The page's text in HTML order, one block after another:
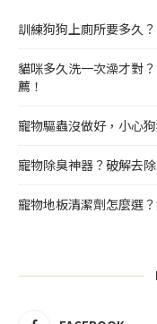
訓練狗狗上廁所要多久
貓咪多久洗一次澡才對
薦！
寵物驅蟲沒做好，小心
寵物除臭神器？破解去
寵物地板清潔劑怎麼選